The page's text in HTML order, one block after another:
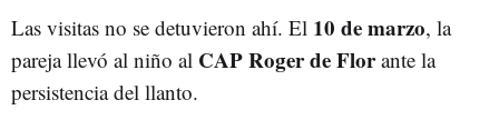
Las visitas no se detuvieron ahí. El 10 de marzo, la
pareja llevó al niño al CAP Roger de Florante la
persistencia del llanto.